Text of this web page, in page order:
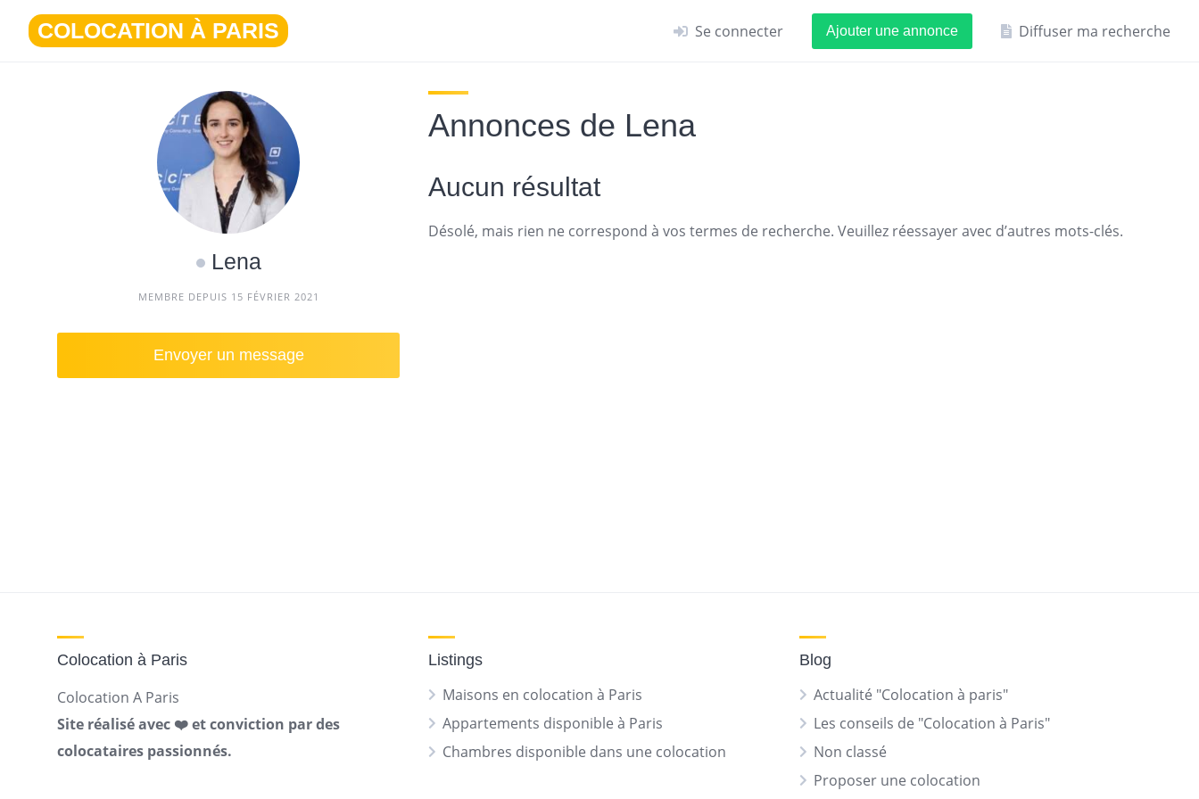
contenu
COLOCATION À PARIS Se connecter Ajouter une annonce Diffuser ma recherche
Lena
MEMBRE DEPUIS 15 FÉVRIER 2021
Envoyer un message
Annonces de Lena
Aucun résultat
Désolé, mais rien ne correspond à vos termes de recherche. Veuillez réessayer avec d’autres mots-clés.
Colocation à Paris
Colocation A Paris
Site réalisé avec ❤️ et conviction par des
colocataires passionnés.
Listings
Maisons en colocation à Paris
Appartements disponible à Paris
Chambres disponible dans une colocation
Blog
Actualité "Colocation à paris"
Les conseils de "Colocation à Paris"
Non classé
Proposer une colocation